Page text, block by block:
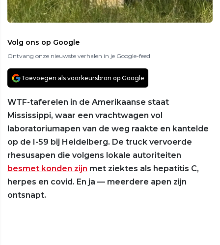
Volg ons op Google
Ontvang onze nieuwste verhalen in je Google-feed
Toevoegen als voorkeursbron op Google
WTF-taferelen in de Amerikaanse staat
Mississippi, waar een vrachtwagen vol
laboratoriumapen van de weg raakte en kantelde
op de I-59 bij Heidelberg. De truck vervoerde
rhesusapen die volgens lokale autoriteiten
besmet konden zijn met ziektes als hepatitis C,
herpes en covid. En ja — meerdere apen zijn
ontsnapt.